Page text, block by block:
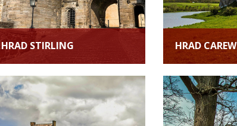
HRAD STIRLING HRAD CAREW